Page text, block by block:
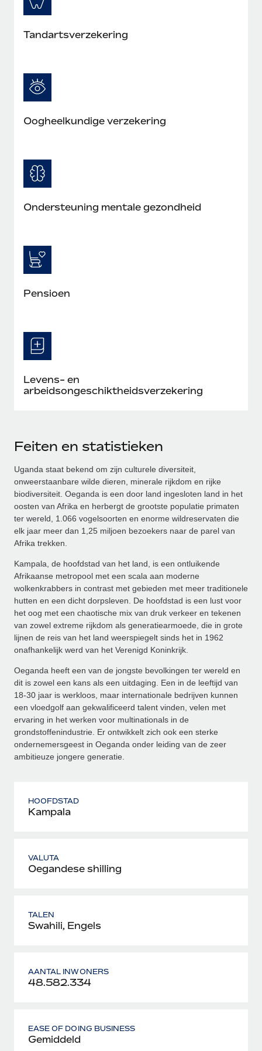
Tandartsverzekering
Oogheelkundige verzekering
Ondersteuning mentale gezondheid
Pensioen
Levens- en
arbeidsongeschiktheidsverzekering
Feiten en statistieken
Uganda staat bekend om zijn culturele diversiteit,
onweerstaanbare wilde dieren, minerale rijkdom en rijke
biodiversiteit. Oeganda is een door land ingesloten land in het
oosten van Afrika en herbergt de grootste populatie primaten
ter wereld, 1.066 vogelsoorten en enorme wildreservaten die
elk jaar meer dan 1,25 miljoen bezoekers naar de parel van
Afrika trekken.
Kampala, de hoofdstad van het land, is een ontluikende
Afrikaanse metropool met een scala aan moderne
wolkenkrabbers in contrast met gebieden met meer traditionele
hutten en een dicht dorpsleven. De hoofdstad is een lust voor
het oog met een chaotische mix van druk verkeer en tekenen
van zowel extreme rijkdom als generatiearmoede, die in grote
lijnen de reis van het land weerspiegelt sinds het in 1962
onafhankelijk werd van het Verenigd Koninkrijk.
Oeganda heeft een van de jongste bevolkingen ter wereld en
dit is zowel een kans als een uitdaging. Een in de leeftijd van
18-30 jaar is werkloos, maar internationale bedrijven kunnen
een vloedgolf aan gekwalificeerd talent vinden, velen met
ervaring in het werken voor multinationals in de
grondstoffenindustrie. Er ontwikkelt zich ook een sterke
ondernemersgeest in Oeganda onder leiding van de zeer
ambitieuze jongere generatie.
HOOFDSTAD
Kampala
VALUTA
Oegandese shilling
TALEN
Swahili, Engels
AANTAL INWONERS
48.582.334
EASE OF DOING BUSINESS
Gemiddeld